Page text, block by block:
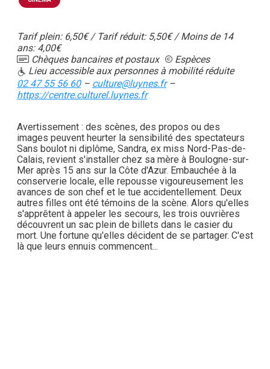
Tarif plein: 6,50€ / Tarif réduit: 5,50€ / Moins de 14
ans: 4,00€
Chèques bancaires et postaux
Espèces
Lieu accessible aux personnes à mobilité réduite
02 47 55 56 60– culture@luynes.fr–
https://centre.culturel.luynes.fr
Avertissement : des scènes, des propos ou des
images peuvent heurter la sensibilité des spectateurs
Sans boulot ni diplôme, Sandra, ex miss Nord-Pas-de-
Calais, revient s'installer chez sa mère à Boulogne-sur-
Mer après 15 ans sur la Côte d'Azur. Embauchée à la
conserverie locale, elle repousse vigoureusement les
avances de son chef et le tue accidentellement. Deux
autres filles ont été témoins de la scène. Alors qu'elles
s'apprêtent à appeler les secours, les trois ouvrières
découvrent un sac plein de billets dans le casier du
mort. Une fortune qu'elles décident de se partager. C'est
là que leurs ennuis commencent...